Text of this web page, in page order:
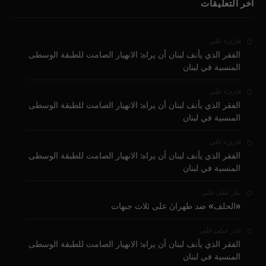
آخر التعليقات
قارىء على
الفقر الذي يأنف لبنان أن يراه: الانهيار الصامت للطبقة الوسطى
المنسية في لبنان
قارىء على
الفقر الذي يأنف لبنان أن يراه: الانهيار الصامت للطبقة الوسطى
المنسية في لبنان
قارىء على
الفقر الذي يأنف لبنان أن يراه: الانهيار الصامت للطبقة الوسطى
المنسية في لبنان
بيار عقل على
«الحلف» ضد طهرانَ على ثلاث جبهات
نادر جبلي على
الفقر الذي يأنف لبنان أن يراه: الانهيار الصامت للطبقة الوسطى
المنسية في لبنان